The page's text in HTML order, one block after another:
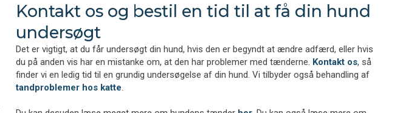
Kontakt os og bestil en tid til at få din hund
undersøgt
Det er vigtigt, at du får undersøgt din hund, hvis den er begyndt at ændre adfærd, eller hvis
du på anden vis har en mistanke om, at den har problemer med tænderne. Kontakt os, så
finder vi en ledig tid til en grundig undersøgelse af din hund. Vi tilbyder også behandling af
tandproblemer hos katte